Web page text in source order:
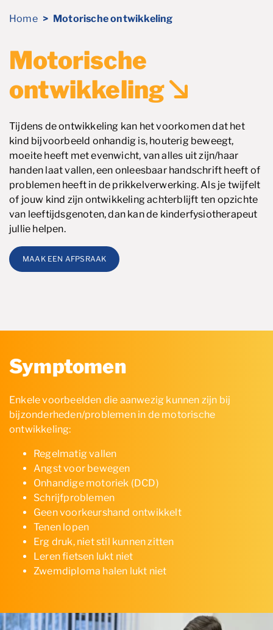
Home Motorische ontwikkeling
Motorische
ontwikkeling
Tijdens de ontwikkeling kan het voorkomen dat het
kind bijvoorbeeld onhandig is, houterig beweegt,
moeite heeft met evenwicht, van alles uit zijn/haar
handen laat vallen, een onleesbaar handschrift heeft of
problemen heeft in de prikkelverwerking. Als je twijfelt
of jouw kind zijn ontwikkeling achterblijft ten opzichte
van leeftijdsgenoten, dan kan de kinderfysiotherapeut
jullie helpen.
MAAK EEN AFPSRAAK
Symptomen
Enkele voorbeelden die aanwezig kunnen zijn bij
bijzonderheden/problemen in de motorische
ontwikkeling:
Regelmatig vallen
Angst voor bewegen
Onhandige motoriek (DCD)
Schrijfproblemen
Geen voorkeurshand ontwikkelt
Tenen lopen
Erg druk, niet stil kunnen zitten
Leren fietsen lukt niet
Zwemdiploma halen lukt niet